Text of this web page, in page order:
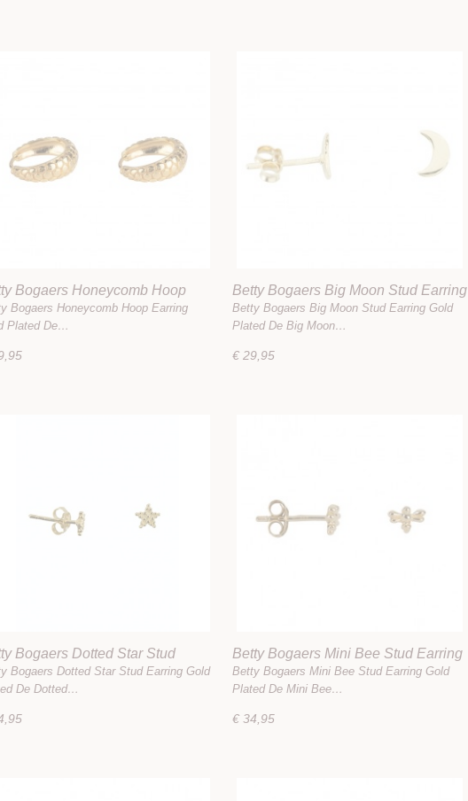
Bogaers Honeycomb Hoop
Gold Plated
Bogaers Honeycomb Hoop Earring
Plated De…
Betty Bogaers Big Moon Stud Earring
Gold Plated
Betty Bogaers Big Moon Stud Earring Gold
Plated De Big Moon…
€ 29,95
Bogaers Dotted Star Stud
Gold Plated
Bogaers Dotted Star Stud Earring Gold
De Dotted…
Betty Bogaers Mini Bee Stud Earring
Gold Plated
Betty Bogaers Mini Bee Stud Earring Gold
Plated De Mini Bee…
€ 34,95